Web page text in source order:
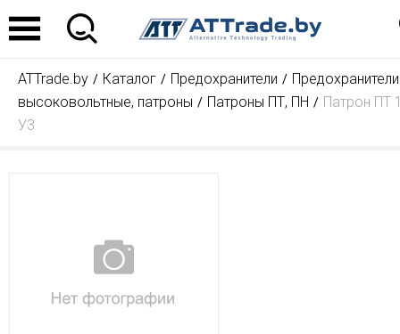
ATTrade.by Каталог Предохранители
Предохранители
высоковольтные, патроны
Патроны ПТ, ПН
Патрон ПТ
У3